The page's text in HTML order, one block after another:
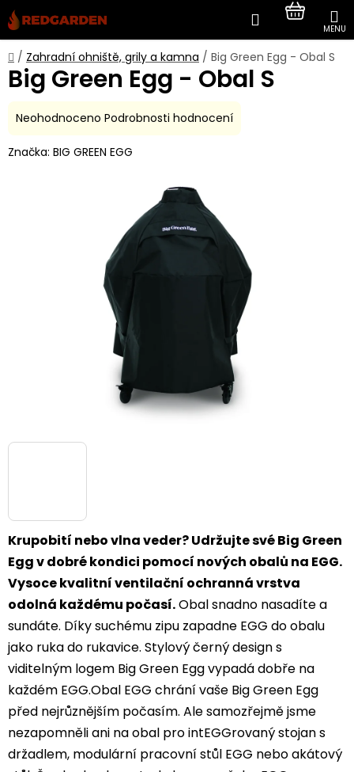
Přejít
na
obsah
Hledat
KOŠÍK
Domů
/ Zahradní ohniště, grily a kamna / Big Green Egg - Obal S
Krupobití nebo vlna veder? Udržujte své Big Green
Egg v dobré kondici pomocí nových obalů na EGG.
Vysoce kvalitní ventilační ochranná vrstva
odolná každému počasí.Obal snadno nasadíte a
sundáte. Díky suchému zipu zapadne EGG do obalu
jako ruka do rukavice. Stylový černý design s
viditelným logem Big Green Egg vypadá dobře na
každém EGG.Obal EGG chrání vaše Big Green Egg
před nejrůznějším počasím. Ale samozřejmě jsme
nezapomněli ani na obal pro intEGGrovaný stojan s
držadlem, modulární pracovní stůl EGG nebo akátový
Big Green Egg - Obal S
Průměrné
produktu
Neohodnoceno Podrobnosti hodnocení
Značka: BIG GREEN EGG